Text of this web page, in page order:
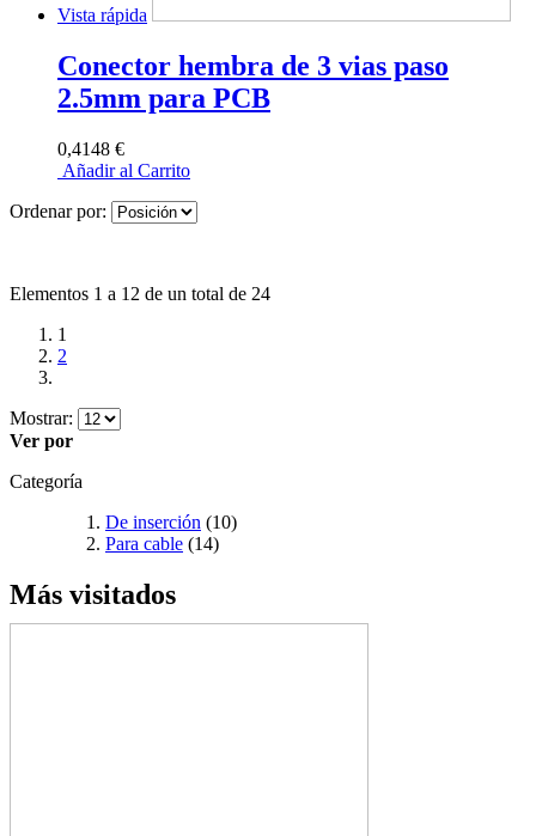
Vista rápida
Conector hembra de 3 vias paso
2.5mm para PCB
0,4148 €
Añadir al Carrito
Ordenar por:
Elementos 1 a 12 de un total de 24
1
2
Mostrar:
Ver por
Categoría
De inserción (10)
Para cable (14)
Más visitados